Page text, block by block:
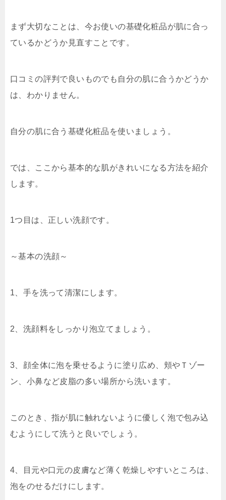
まず大切なことは、今お使いの基礎化粧品が肌に合っ
ているかどうか見直すことです。
口コミの評判で良いものでも自分の肌に合うかどうか
は、わかりません。
自分の肌に合う基礎化粧品を使いましょう。
では、ここから基本的な肌がきれいになる方法を紹介
します。
1つ目は、正しい洗顔です。
～基本の洗顔～
1、手を洗って清潔にします。
2、洗顔料をしっかり泡立てましょう。
3、顔全体に泡を乗せるように塗り広め、頬やＴゾー
ン、小鼻など皮脂の多い場所から洗います。
このとき、指が肌に触れないように優しく泡で包み込
むようにして洗うと良いでしょう。
4、目元や口元の皮膚など薄く乾燥しやすいところは、
泡をのせるだけにします。